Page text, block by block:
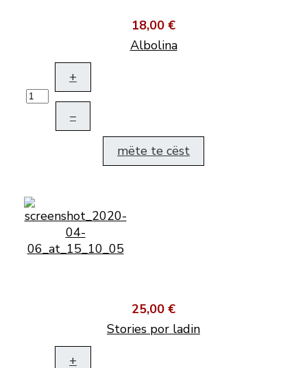
18,00 €
Albolina
+
–
mëte te cëst
25,00 €
Stories por ladin
+